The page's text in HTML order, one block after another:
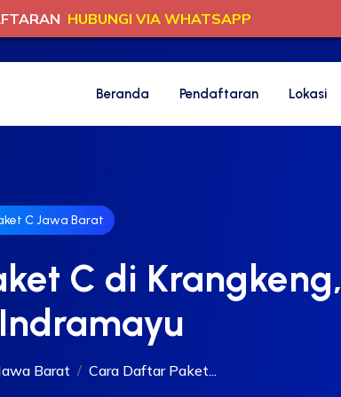
Beranda Pendaftaran Lokasi
C Jawa Barat
C di Krangkeng,
Barat Cara Daftar Paket...
HUBUNGI VIA WHATSAPP